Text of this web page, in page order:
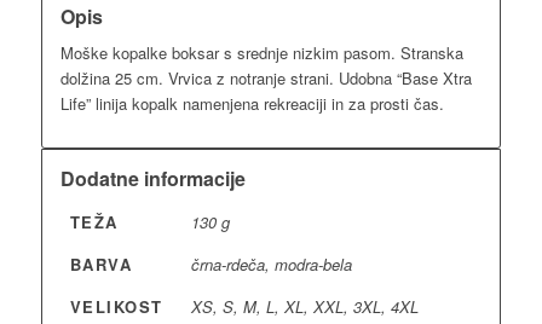
Opis
Moške kopalke boksar s srednje nizkim pasom. Stranska
dolžina 25 cm. Vrvica z notranje strani. Udobna “Base Xtra
Life” linija kopalk namenjena rekreaciji in za prosti čas.
Dodatne informacije
TEŽA
130 g
BARVA
črna-rdeča, modra-bela
VELIKOST
XS, S, M, L, XL, XXL, 3XL, 4XL